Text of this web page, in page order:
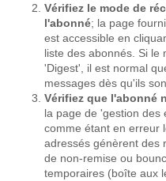
Vérifiez le mode de
l'abonné; la page
est accessible en
liste des abonnés. Si le
'Digest', il est normal
messages dès qu'ils
Vérifiez que l'abonné
la page de 'gestion des
comme étant en erreur
adressés génèrent des
de non-remise ou
temporaires (boîte aux